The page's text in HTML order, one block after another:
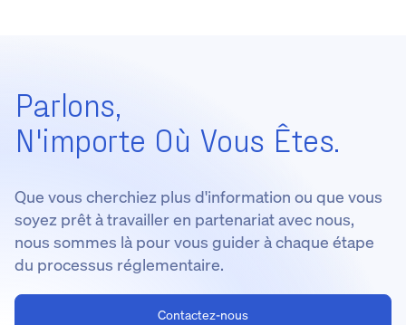
Parlons,
N'importe Où Vous Êtes.
Que vous cherchiez plus d'information ou que vous
soyez prêt à travailler en partenariat avec nous,
nous sommes là pour vous guider à chaque étape
du processus réglementaire.
Contactez-nous